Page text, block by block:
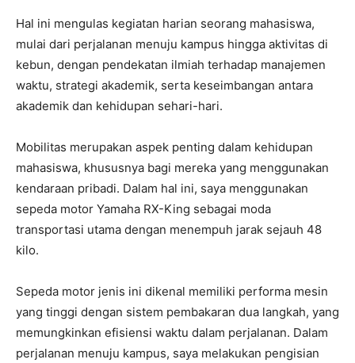
Hal ini mengulas kegiatan harian seorang mahasiswa,
mulai dari perjalanan menuju kampus hingga aktivitas di
kebun, dengan pendekatan ilmiah terhadap manajemen
waktu, strategi akademik, serta keseimbangan antara
akademik dan kehidupan sehari-hari.
Mobilitas merupakan aspek penting dalam kehidupan
mahasiswa, khususnya bagi mereka yang menggunakan
kendaraan pribadi. Dalam hal ini, saya menggunakan
sepeda motor Yamaha RX-King sebagai moda
transportasi utama dengan menempuh jarak sejauh 48
kilo.
Sepeda motor jenis ini dikenal memiliki performa mesin
yang tinggi dengan sistem pembakaran dua langkah, yang
memungkinkan efisiensi waktu dalam perjalanan. Dalam
perjalanan menuju kampus, saya melakukan pengisian